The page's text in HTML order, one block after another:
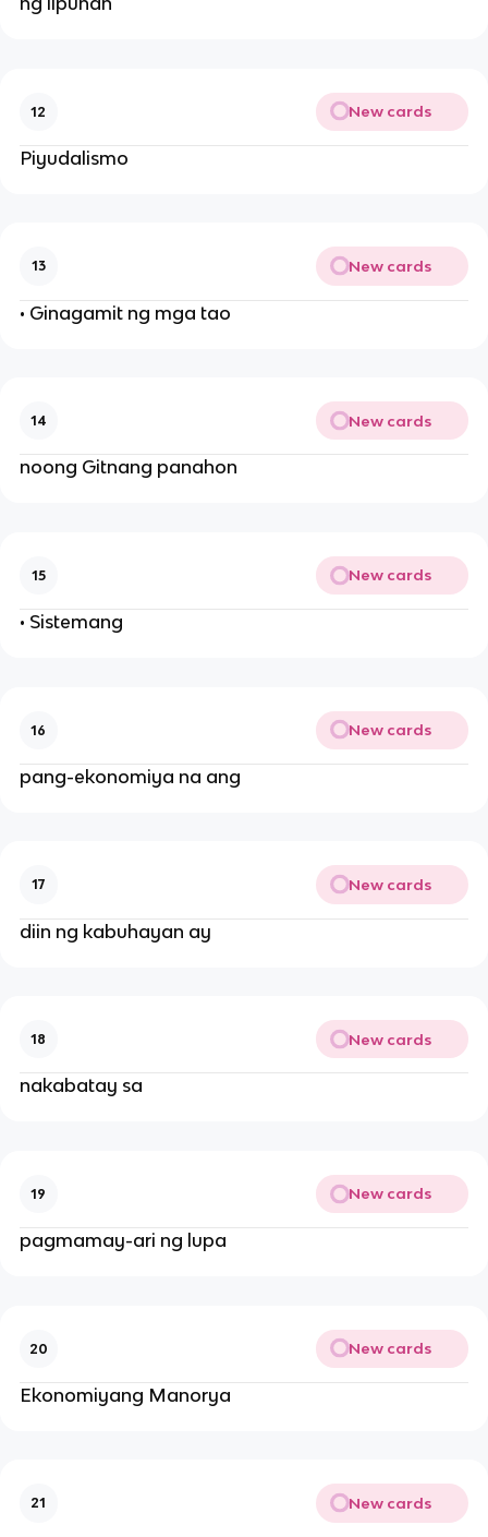
12 New cards
Piyudalismo
13 New cards
• Ginagamit ng mga tao
14 New cards
noong Gitnang panahon
15 New cards
• Sistemang
16 New cards
pang-ekonomiya na ang
17 New cards
diin ng kabuhayan ay
18 New cards
nakabatay sa
19 New cards
pagmamay-ari ng lupa
20 New cards
Ekonomiyang Manorya
21 New cards